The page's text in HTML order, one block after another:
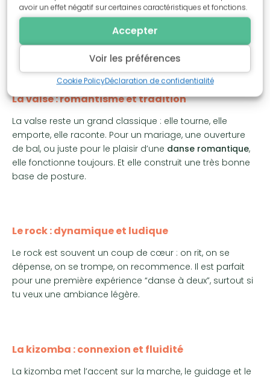
avoir un effet négatif sur certaines caractéristiques et fonctions.
Accepter
Voir les préférences
Cookie PolicyDéclaration de confidentialité
précision, silence, connexion. C’est une danse où “moins”
peut devenir “mieux”. Un simple pas, bien posé, peut être
magnifique. Les couples de danse y apprennent
beaucoup sur l’écoute et l’équilibre.
La valse : romantisme et tradition
La valse reste un grand classique : elle tourne, elle
emporte, elle raconte. Pour un mariage, une ouverture
de bal, ou juste pour le plaisir d’une danse romantique,
elle fonctionne toujours. Et elle construit une très bonne
base de posture.
Le rock : dynamique et ludique
Le rock est souvent un coup de cœur : on rit, on se
dépense, on se trompe, on recommence. Il est parfait
pour une première expérience “danse à deux”, surtout si
tu veux une ambiance légère.
La kizomba : connexion et fluidité
La kizomba met l’accent sur la marche, le guidage et le